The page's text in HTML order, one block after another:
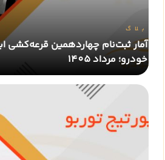
بلاگ
آمار ثبت‌نام چهاردهمین قرعه‌کشی
خودرو؛ مرداد 1405